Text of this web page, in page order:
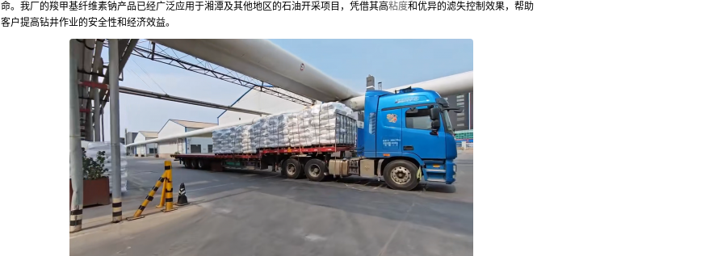
命。我厂的羧甲基纤维素钠产品已经广泛应用于湘潭及其他地区的石油开采项目，凭借其高粘度和优异的滤失控制效果，帮助
客户提高钻井作业的安全性和经济效益。